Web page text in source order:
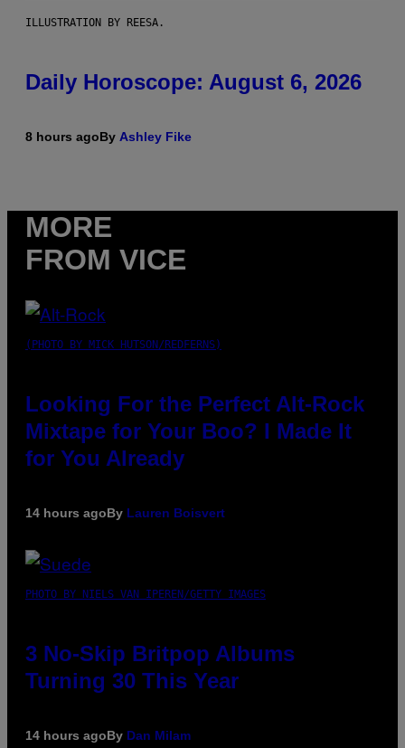
ILLUSTRATION BY REESA.
Daily Horoscope: August 6, 2026
8 hours agoBy Ashley Fike
MORE
FROM VICE
(PHOTO BY MICK HUTSON/REDFERNS)
Looking For the Perfect Alt-Rock
Mixtape for Your Boo? I Made It
for You Already
14 hours agoBy Lauren Boisvert
PHOTO BY NIELS VAN IPEREN/GETTY IMAGES
3 No-Skip Britpop Albums
Turning 30 This Year
14 hours agoBy Dan Milam